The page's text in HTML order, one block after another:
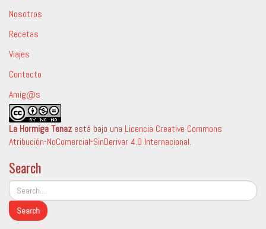
Nosotros
Recetas
Viajes
Contacto
Amig@s
La Hormiga Tenazestá bajo una Licencia Creative Commons
Atribución-NoComercial-SinDerivar 4.0 Internacional.
Search